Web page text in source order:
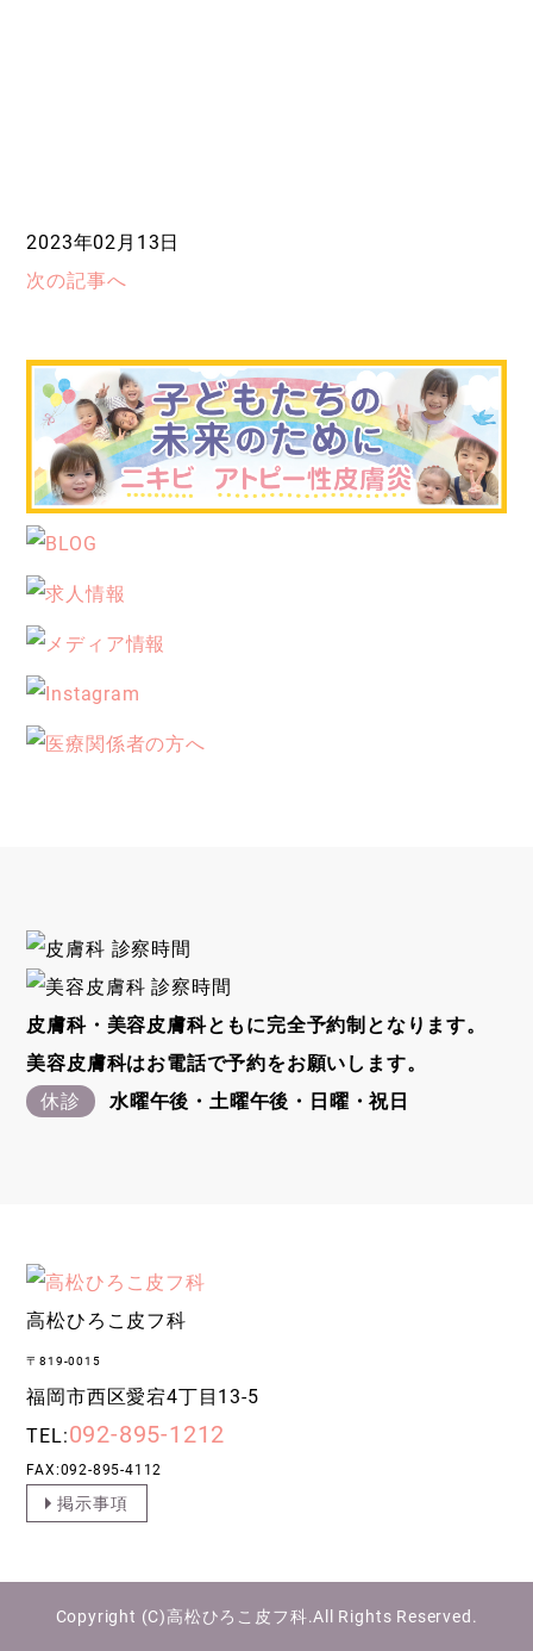
2023年02月13日
次の記事へ
皮膚科・美容皮膚科ともに完全予約制となります。
美容皮膚科はお電話で予約をお願いします。
休診
水曜午後・土曜午後・日曜・祝日
高松ひろこ皮フ科
〒819-0015
福岡市西区愛宕4丁目13-5
TEL:092-895-1212
FAX:092-895-4112
掲示事項
Copyright (C)高松ひろこ皮フ科.All Rights Reserved.